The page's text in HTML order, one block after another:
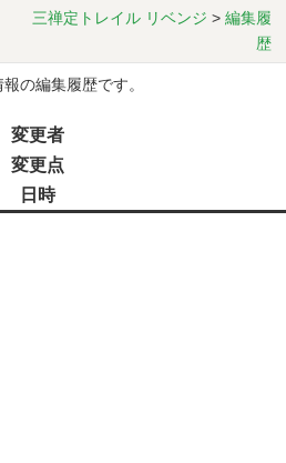
三禅定トレイル リベンジ >編集履
歴
の編集履歴です。
変更者
変更点
日時